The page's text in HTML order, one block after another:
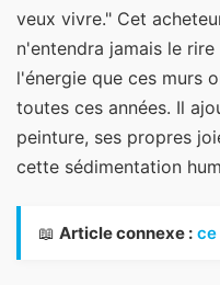
veux vivre." Cet
n'entendra jamais le
l'énergie que ces murs
toutes ces années. Il
peinture, ses propres
cette sédimentation
📖 Article connexe : ce